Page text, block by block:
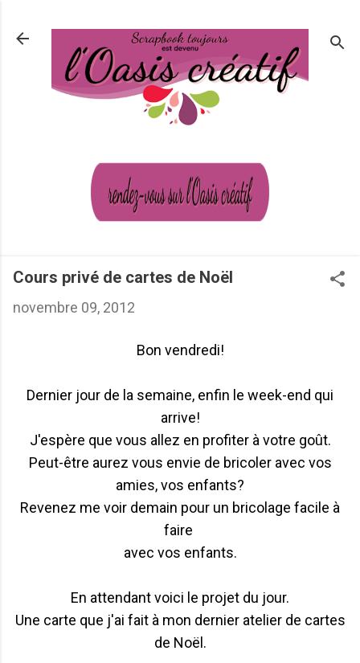
Cours privé de cartes de Noël
novembre 09, 2012
Bon vendredi!
Dernier jour de la semaine, enfin le week-end qui
arrive!
J'espère que vous allez en profiter à votre goût.
Peut-être aurez vous envie de bricoler avec vos
amies, vos enfants?
Revenez me voir demain pour un bricolage facile à
faire
avec vos enfants.
En attendant voici le projet du jour.
Une carte que j'ai fait à mon dernier atelier de cartes
de Noël.